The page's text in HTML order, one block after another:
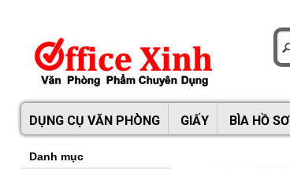
DỤNG CỤ VĂN PHÒNG GIẤY BÌA HỒ SƠ
Danh mục